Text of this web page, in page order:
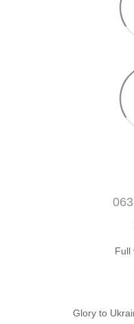
Full
Glory to